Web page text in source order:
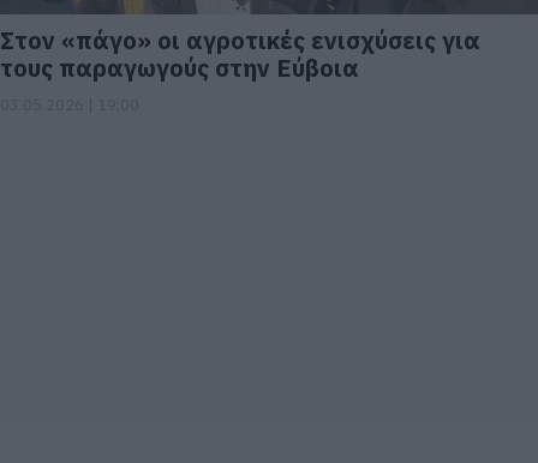
Στον «πάγο» οι αγροτικές ενισχύσεις για
τους παραγωγούς στην Εύβοια